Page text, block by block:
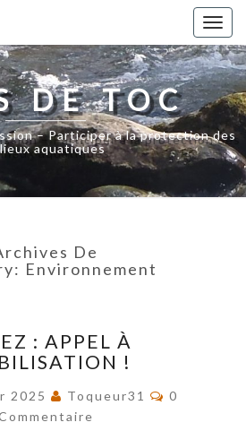
DE TOC
– Participer à la protection des
aquatiques
De
Environnement
LEZ
:
À
MOBILISATION
: APPEL À
!
2025 Toqueur31
0